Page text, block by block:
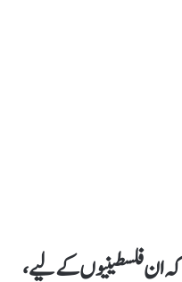
ان فلسطینیوں کے لیے،